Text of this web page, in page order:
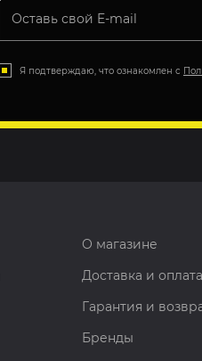
Я подтверждаю, что ознакомлен с
О магазине
Доставка и оплата
Гарантия и
Бренды